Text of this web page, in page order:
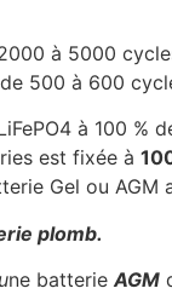
à 5000
500 à 600
à 100 %
est fixée à
Gel ou AGM
plomb.
ne batterie AGM